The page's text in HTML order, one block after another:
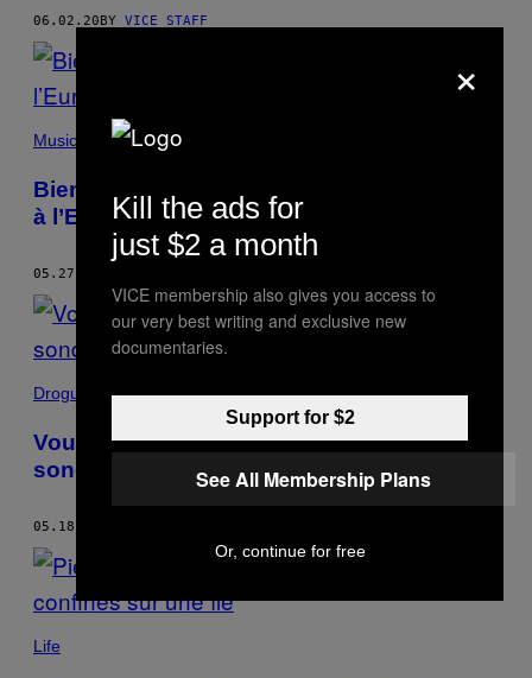
06.02.20BY VICE STAFF
Music
Bienvenue dans notre concours alternatif
à l’Eurovision
05.27.20
Drogue
Vous avez 15 minutes ? Répondez à ce
sondage sur l’alcool et la drogue
05.18.20
Life
×
Kill the ads for
just $2 a month
VICE membership also gives you access to
our very best writing and exclusive new
documentaries.
Support for $2
See All Membership Plans
Or, continue for free